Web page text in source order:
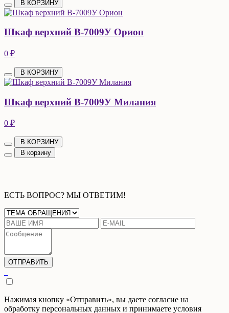
В КОРЗИНУ
Шкаф верхний В-7009У Орион
0 ₽
В КОРЗИНУ
Шкаф верхний В-7009У Милания
0 ₽
В КОРЗИНУ
В корзину
ЕСТЬ ВОПРОС? МЫ ОТВЕТИМ!
Нажимая кнопку «Отправить», вы даете согласие на
обработку персональных данных и принимаете условия